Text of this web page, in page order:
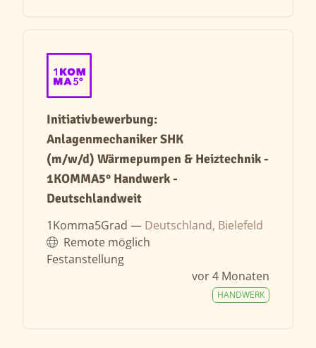
Initiativbewerbung:
Anlagenmechaniker SHK
(m/w/d) Wärmepumpen & Heiztechnik -
1KOMMA5° Handwerk -
Deutschlandweit
1Komma5Grad — Deutschland, Bielefeld
Remote möglich
Festanstellung
vor 4 Monaten
HANDWERK